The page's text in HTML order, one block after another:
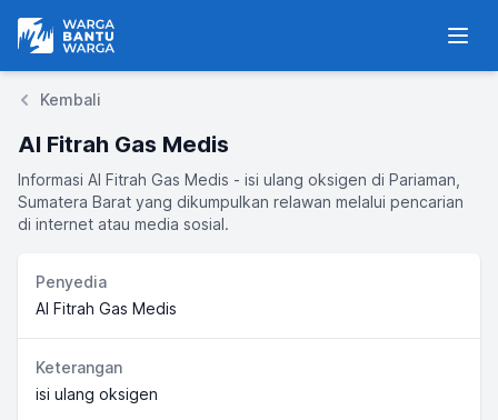
Warga Bantu Warga
Kembali
Al Fitrah Gas Medis
Informasi Al Fitrah Gas Medis - isi ulang oksigen di Pariaman,
Sumatera Barat yang dikumpulkan relawan melalui pencarian
di internet atau media sosial.
Penyedia
Al Fitrah Gas Medis
Keterangan
isi ulang oksigen